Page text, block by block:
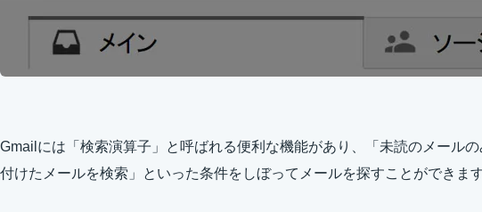
Gmailには「検索演算子」と呼ばれる便利な機能があり、「未読のメール
付けたメールを検索」といった条件をしぼってメールを探すことができます